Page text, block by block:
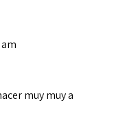
muy muy a